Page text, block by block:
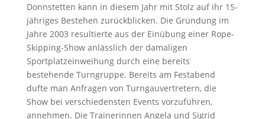
Donnstetten kann in diesem Jahr mit Stolz auf ihr 15-
jähriges Bestehen zurückblicken. Die Gründung im
Jahre 2003 resultierte aus der Einübung einer Rope-
Skipping-Show anlässlich der damaligen
Sportplatzeinweihung durch eine bereits
bestehende Turngruppe. Bereits am Festabend
dufte man Anfragen von Turngauvertretern, die
Show bei verschiedensten Events vorzuführen,
annehmen. Die Trainerinnen Angela und Sigrid